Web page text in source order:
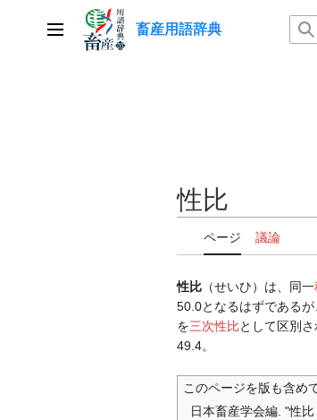
メインメニュー
畜産用語辞典
性比
ページ 議論
性比 （せいひ）は、同一
50.0となるはずであるが
を三次性比として区別
49.4。
このページを版も含め
日本畜産学会編. "性